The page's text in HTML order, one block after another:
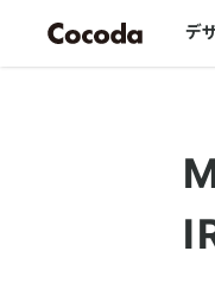
デ